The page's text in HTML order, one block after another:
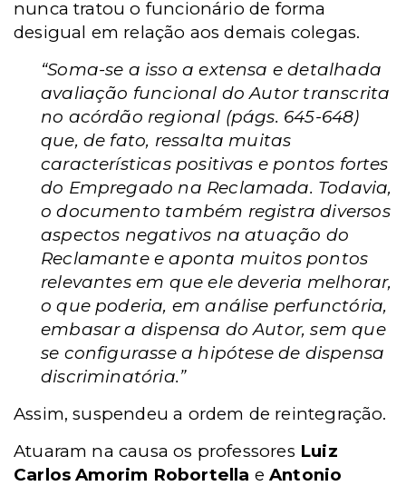
nunca tratou o funcionário de forma
desigual em relação aos demais colegas.
“Soma-se a isso a extensa e detalhada
avaliação funcional do Autor transcrita
no acórdão regional (págs. 645-648)
que, de fato, ressalta muitas
características positivas e pontos fortes
do Empregado na Reclamada. Todavia,
o documento também registra diversos
aspectos negativos na atuação do
Reclamante e aponta muitos pontos
relevantes em que ele deveria melhorar,
o que poderia, em análise perfunctória,
embasar a dispensa do Autor, sem que
se configurasse a hipótese de dispensa
discriminatória.”
Assim, suspendeu a ordem de reintegração.
Atuaram na causa os professores Luiz
Carlos Amorim Robortella eAntonio